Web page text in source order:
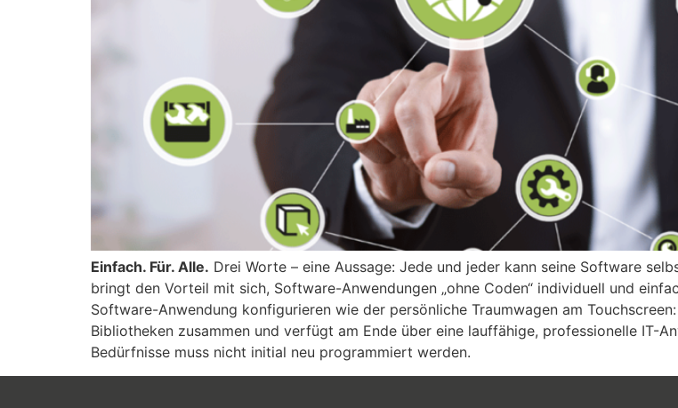
Einfach. Für. Alle. Drei Worte – eine Aussage: Jede und jeder kann seine Software
bringt den Vorteil mit sich, Software-Anwendungen „ohne Coden“ individuell und
Software-Anwendung konfigurieren wie der persönliche Traumwagen am
Bibliotheken zusammen und verfügt am Ende über eine lauffähige, professionelle IT-
Bedürfnisse muss nicht initial neu programmiert werden.